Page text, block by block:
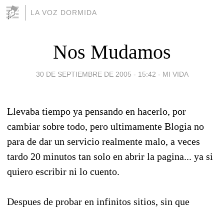
LA VOZ DORMIDA
Nos Mudamos
30 DE SEPTIEMBRE DE 2005 - 15:42 - MI VIDA
Llevaba tiempo ya pensando en hacerlo, por
cambiar sobre todo, pero ultimamente Blogia no
para de dar un servicio realmente malo, a veces
tardo 20 minutos tan solo en abrir la pagina... ya si
quiero escribir ni lo cuento.
Despues de probar en infinitos sitios, sin que